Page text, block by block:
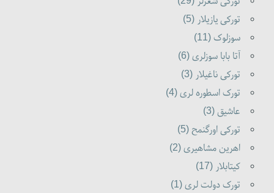
تورکی یازیلار (5)
سوزلوک (11)
آتا بابا سوزلری (6)
تورکی ناغیلار (3)
تورک اسطوره لری (4)
عاشیق (3)
تورکی اورگنمح (5)
اهرین مشاهیری (2)
کیتابلار (17)
تورک دولت لری (1)